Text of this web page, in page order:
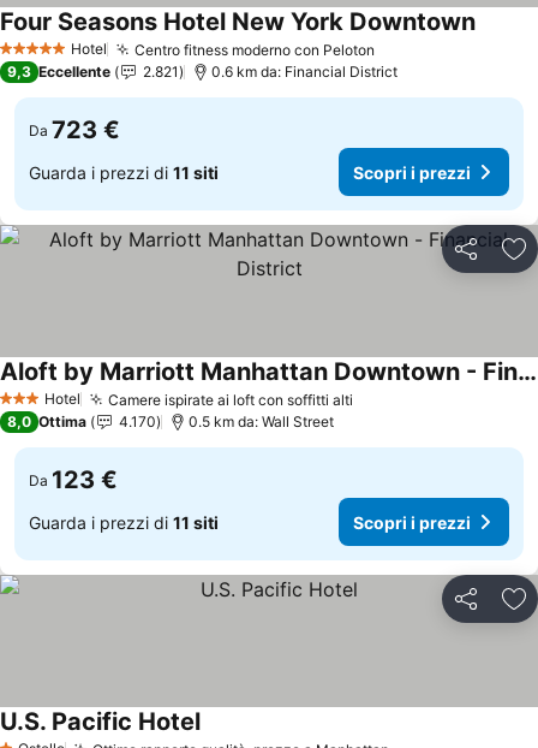
5 Stelle Hotel Centro fitness moderno con Peloton
Four Seasons Hotel New York Downtown
9,3 Eccellente 2.821 0.6 km da: Financial District
Da 723 €
Guarda i prezzi di 11 siti Scopri i prezzi
Condividi
3 StelleHotel Camere ispirate ai loft con soffitti alti
Aloft by Marriott Manhattan Downtown - Financial District
8,0 Ottima 4.170 0.5 km da: Wall Street
Da 123 €
Guarda i prezzi di 11 siti Scopri i prezzi
Condividi
U.S. Pacific Hotel